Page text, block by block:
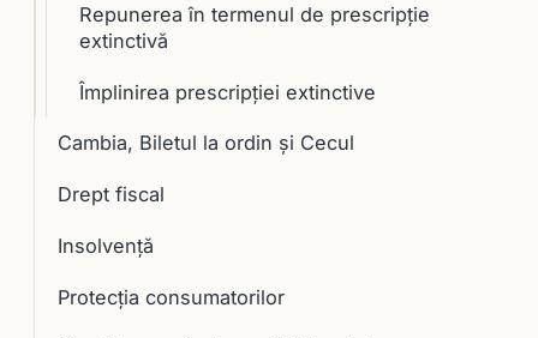
Repunerea în termenul de prescripţie
extinctivă
Împlinirea prescripţiei extinctive
Cambia, Biletul la ordin și Cecul
Drept fiscal
Insolvență
Protecția consumatorilor